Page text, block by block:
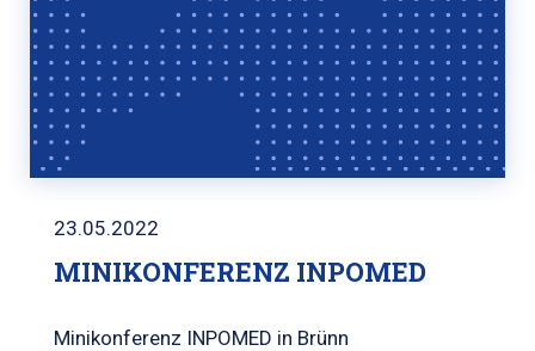
23.05.2022
MINIKONFERENZ INPOMED
Minikonferenz INPOMED in Brünn